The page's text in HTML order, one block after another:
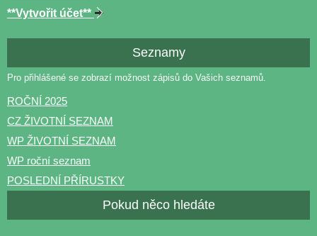
**Vytvořit účet**
Seznamy
Pro přihlášené se zobrazí možnost zápisů do Vašich seznamů.
ROČNÍ 2025
CZ ŽIVOTNÍ SEZNAM
WP ŽIVOTNÍ SEZNAM
WP roční seznam
POSLEDNÍ PŘÍRUSTKY
Pokud něco hledáte